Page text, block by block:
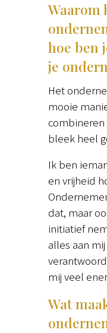
Waarom
hoe ben
je
Het
mooie
combineren
bleek heel
Ik ben
en vrijheid
dat, maar
initiatief
alles aan
mij veel
Wat